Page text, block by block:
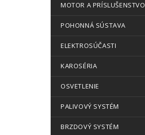
MOTOR A PRÍSLUŠENSTVO
POHONNÁ SÚSTAVA
ELEKTROSÚČASTI
KAROSÉRIA
OSVETLENIE
PALIVOVÝ SYSTÉM
BRZDOVÝ SYSTÉM